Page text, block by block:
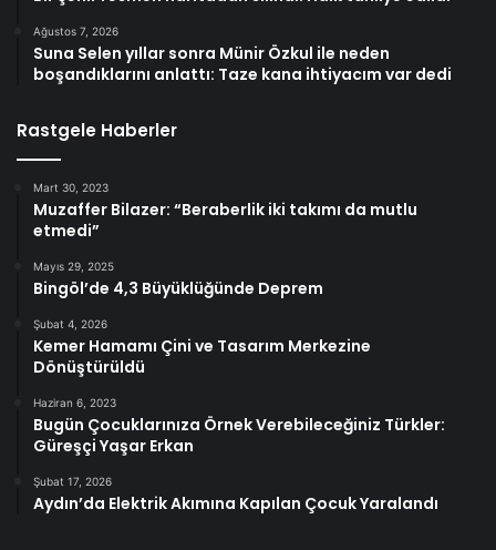
Ağustos 7, 2026
Suna Selen yıllar sonra Münir Özkul ile neden
boşandıklarını anlattı: Taze kana ihtiyacım var dedi
Rastgele Haberler
Mart 30, 2023
Muzaffer Bilazer: “Beraberlik iki takımı da mutlu
etmedi”
Mayıs 29, 2025
Bingöl’de 4,3 Büyüklüğünde Deprem
Şubat 4, 2026
Kemer Hamamı Çini ve Tasarım Merkezine
Dönüştürüldü
Haziran 6, 2023
Bugün Çocuklarınıza Örnek Verebileceğiniz Türkler:
Güreşçi Yaşar Erkan
Şubat 17, 2026
Aydın’da Elektrik Akımına Kapılan Çocuk Yaralandı